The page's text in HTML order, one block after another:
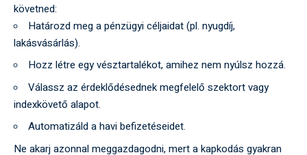
követned:
Határozd meg a pénzügyi céljaidat (pl. nyugdíj,
lakásvásárlás).
Hozz létre egy vésztartalékot, amihez nem nyúlsz hozzá.
Válassz az érdeklődésednek megfelelő szektort vagy
indexkövető alapot.
Automatizáld a havi befizetéseidet.
Ne akarj azonnal meggazdagodni, mert a kapkodás gyakran